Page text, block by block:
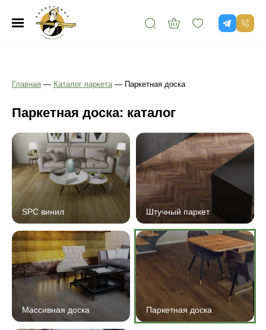
Главная — Каталог паркета — Паркетная доска
Паркетная доска: каталог
SPC винил Штучный паркет
Массивная доска Паркетная доска